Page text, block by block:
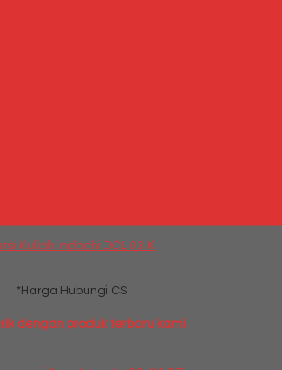
Kuliah Indachi DCL 03 K
*Harga Hubungi CS
dengan produk terbaru kami